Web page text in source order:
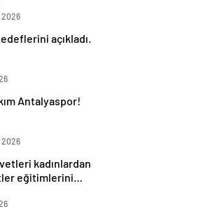
2026
açıkladı.
Antalyaspor!
2026
kadınlardan
eğitimlerini